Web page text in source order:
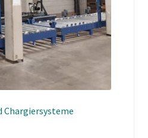
Chargen
Reinigung
Chargiersysteme